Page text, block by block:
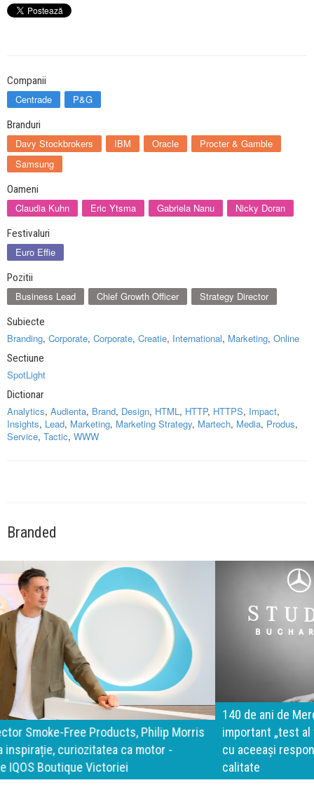
Companii
Centrade P&G
Branduri
Davy Stockbrokers IBM Oracle
Procter & Gamble
Samsung
Oameni
Claudia Kuhn Eric Ytsma Gabriela Nanu Nicky Doran
Festivaluri
Euro Effie
Pozitii
Business Lead Chief Growth Officer Strategy Director
Subiecte
Branding, Corporate, Corporate, Creatie, International, Marketing, Online
Sectiune
SpotLight
Dictionar
Analytics, Audienta, Brand, Design, HTML , HTTP, HTTPS, Impact,
Insights, Lead, Marketing, Marketing Strategy, Martech, Media, Produs,
Service, Tactic, WWW
Branded
140 de ani de Mercedes-Benz. Ramona Pîrlog: Cel mai
important „test al timpului” este să inovăm constant, dar
cu aceeași responsabilitate față de oameni, siguranță și
calitate